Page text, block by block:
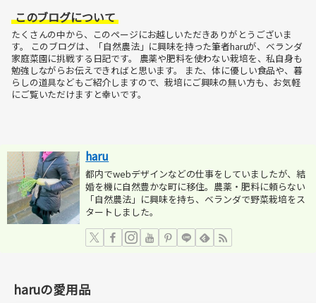
このブログについて
たくさんの中から、このページにお越しいただきありがとうございま
す。
このブログは、「自然農法」に興味を持った筆者haruが、ベランダ
家庭菜園に挑戦する日記です。
農薬や肥料を使わない栽培を、私自身も
勉強しながらお伝えできればと思います。
また、体に優しい食品や、暮
らしの道具などもご紹介しますので、栽培にご興味の無い方も、お気軽
にご覧いただけますと幸いです。
haru
都内でwebデザインなどの仕事をしていましたが、結
婚を機に自然豊かな町に移住。農薬・肥料に頼らない
「自然農法」に興味を持ち、ベランダで野菜栽培をス
タートしました。
haruの愛用品